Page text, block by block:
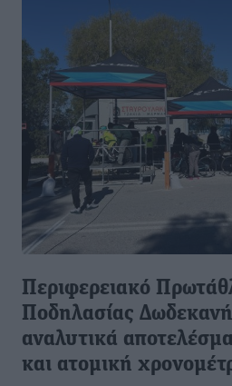
Περιφερειακό
Ποδηλασίας
αναλυτικά
και ατομική